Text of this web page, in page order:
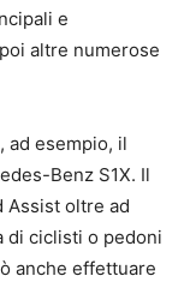
e
altre numerose
ad esempio, il
Benz S1X. Il
Assist oltre ad
di ciclisti o pedoni
anche effettuare